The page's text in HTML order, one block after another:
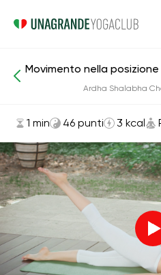
Asana ed esercizi
Movimento nella
Ardha Shalabha
1 min 46 punti 3 kcal